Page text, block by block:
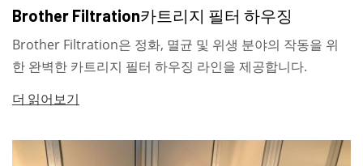
Brother Filtration카트리지 필터 하우징
Brother Filtration은 정화, 멸균 및 위생 분야의 작동을 위
한 완벽한 카트리지 필터 하우징 라인을 제공합니다.
더 읽어보기